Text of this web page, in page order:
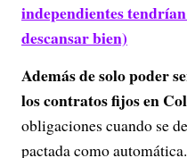
independientes
descansar bien)
Además de solo poder
los contratos fijos en
obligaciones cuando se
pactada como automática.